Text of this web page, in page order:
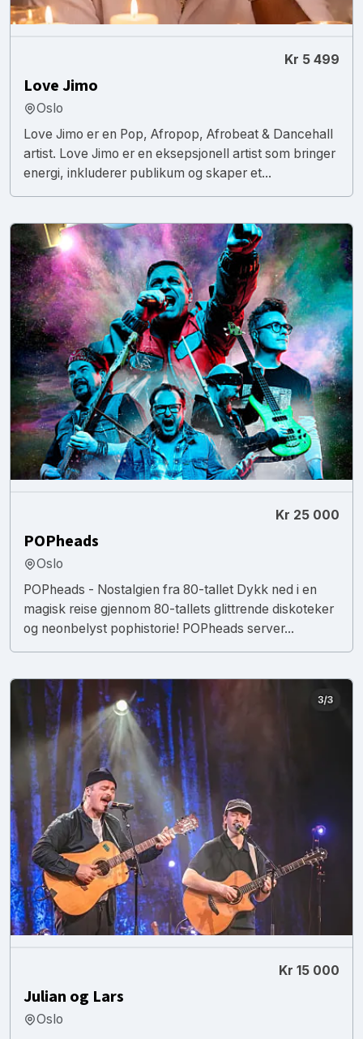
Kr 5 499
Love Jimo
Oslo
Love Jimo er en Pop, Afropop, Afrobeat & Dancehall
artist. Love Jimo er en eksepsjonell artist som bringer
energi, inkluderer publikum og skaper et...
Kr 25 000
POPheads
Oslo
POPheads - Nostalgien fra 80-tallet Dykk ned i en
magisk reise gjennom 80-tallets glittrende diskoteker
og neonbelyst pophistorie! POPheads server...
Kr 15 000
Julian og Lars
Oslo